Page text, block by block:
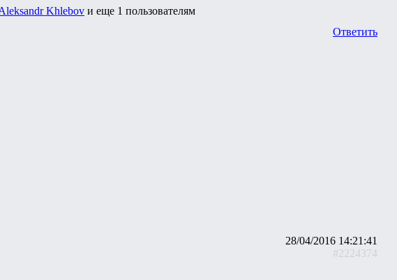
Khlebov и еще 1 пользователям
Ответить
28/04/2016 14:21:41
#2224374